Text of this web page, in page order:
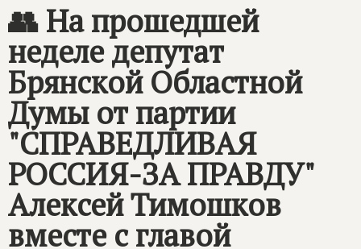
👥 На прошедшей
неделе депутат
Брянской Областной
Думы от партии
"СПРАВЕДЛИВАЯ
РОССИЯ-ЗА ПРАВДУ"
Алексей Тимошков
вместе с главой